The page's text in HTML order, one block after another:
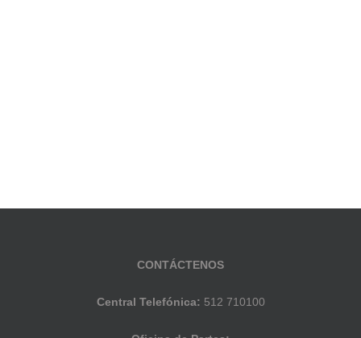
CONTÁCTENOS
Central Telefónica: 512 710100